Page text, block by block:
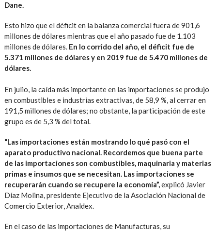
Dane.
Esto hizo que el déficit en la balanza comercial fuera de 901,6
millones de dólares mientras que el año pasado fue de 1.103
millones de dólares. En lo corrido del año, el déficit fue de
5.371 millones de dólares y en 2019 fue de 5.470 millones de
dólares.
En julio, la caída más importante en las importaciones se produjo
en combustibles e industrias extractivas, de 58,9 %, al cerrar en
191,5 millones de dólares; no obstante, la participación de este
grupo es de 5,3 % del total.
“Las importaciones están mostrando lo qué pasó con el
aparato productivo nacional. Recordemos que buena parte
de las importaciones son combustibles, maquinaria y materias
primas e insumos que se necesitan. Las importaciones se
recuperarán cuando se recupere la economía”,explicó Javier
Díaz Molina, presidente Ejecutivo de la Asociación Nacional de
Comercio Exterior, Analdex.
En el caso de las importaciones de Manufacturas, su